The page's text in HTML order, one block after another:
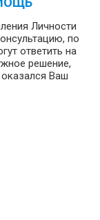
Личности
по
ответить на
решение,
Ваш